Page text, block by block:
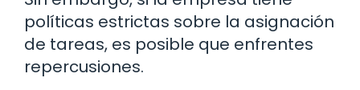
políticas estrictas sobre la asignación
de tareas, es posible que enfrentes
repercusiones.